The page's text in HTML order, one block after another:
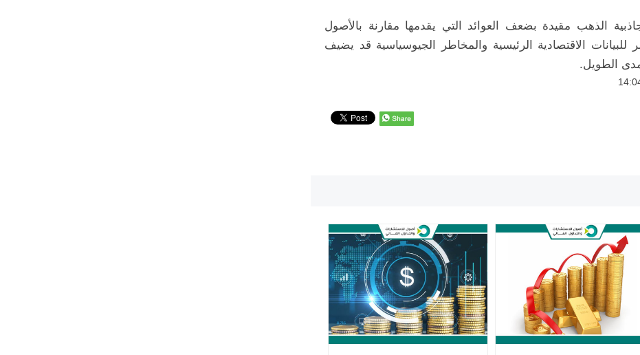
الذهب مقيدة بضعف العوائد التي يقدمها مقارنة بالأصول
الاقتصادية الرئيسية والمخاطر الجيوسياسية قد يضيف
الطويل.